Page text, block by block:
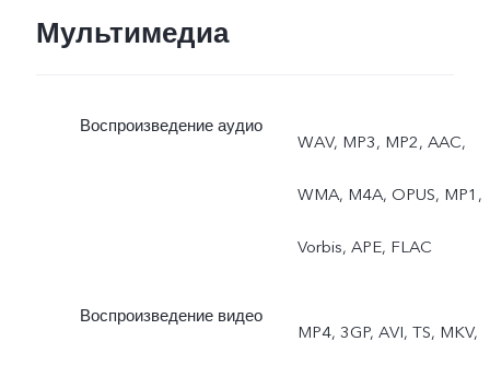
Мультимедиа
Воспроизведение аудио
WAV, MP3, MP2, AAC,
WMA, M4A, OPUS, MP1,
Vorbis, APE, FLAC
Воспроизведение видео
MP4, 3GP, AVI, TS, MKV,